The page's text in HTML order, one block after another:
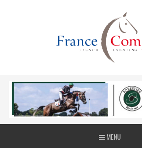
MENU
La journée du complet & le derby cross
indoor reviennent le 23 Janvier 2027 !